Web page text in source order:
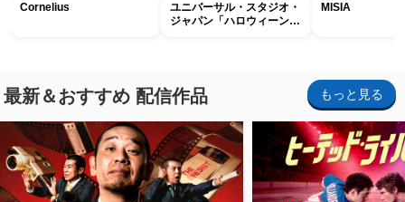
Cornelius
ユニバーサル・スタジオ・
ジャパン「ハロウィーン・
MISIA
最新＆おすすめ 配信作品 もっと見る